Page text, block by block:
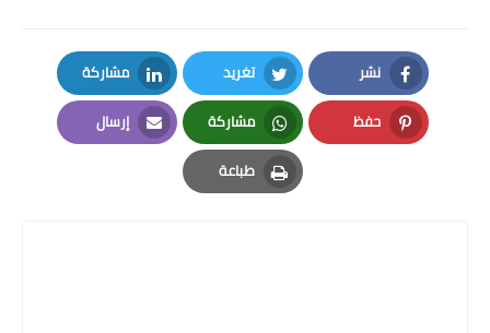
نشر
Facebook
تغريد
Twitter
مشاركة
LinkedIn
حفظ
Pinterest
مشاركة
Whatsapp
إرسال
Email
طباعة
Print